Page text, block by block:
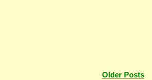
Older Posts